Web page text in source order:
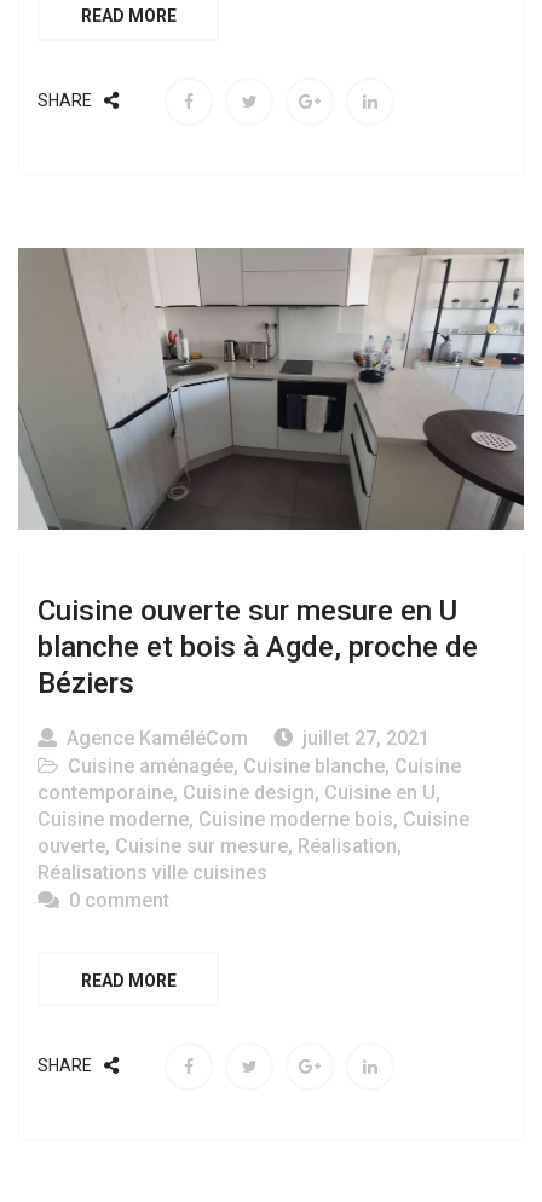
READ MORE
SHARE
Cuisine ouverte sur mesure en U
blanche et bois à Agde, proche de
Béziers
Agence KaméléCom
juillet 27, 2021
Cuisine aménagée, Cuisine blanche, Cuisine
contemporaine, Cuisine design, Cuisine en U,
Cuisine moderne, Cuisine moderne bois, Cuisine
ouverte, Cuisine sur mesure, Réalisation,
Réalisations ville cuisines
0 comment
READ MORE
SHARE